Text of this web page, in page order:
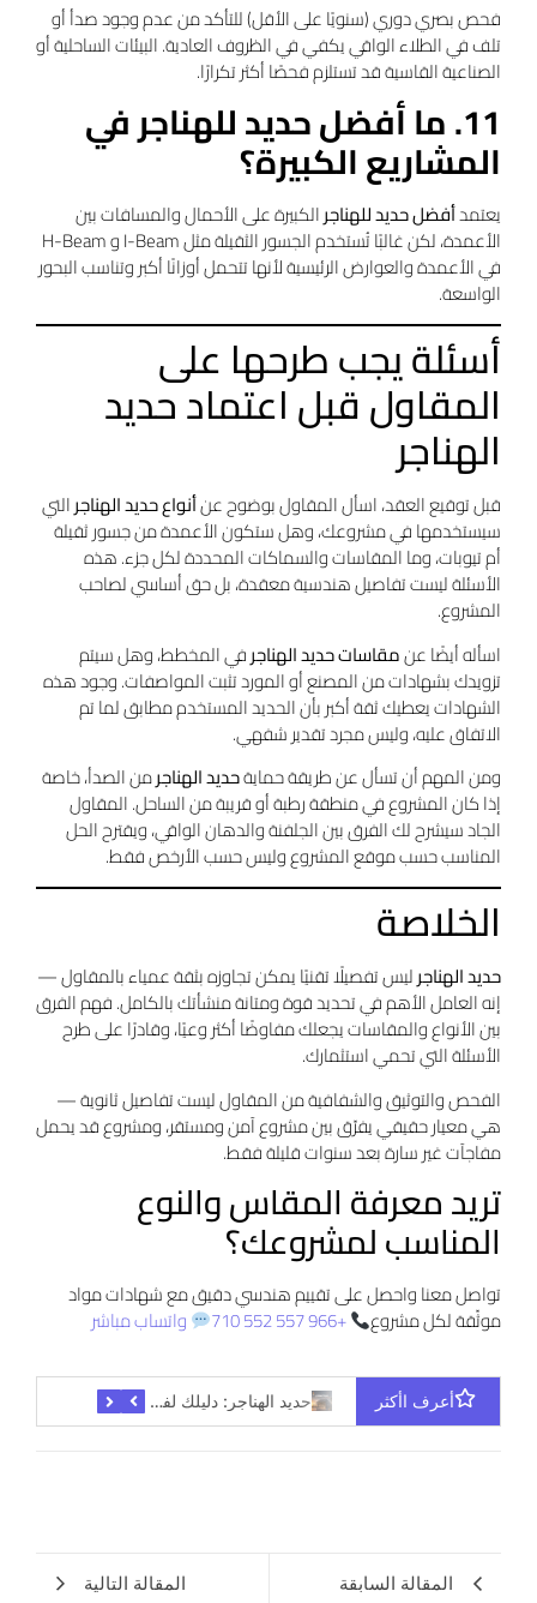
فحص بصري دوري (سنويًا على الأقل) للتأكد من عدم وجود صدأ أو
تلف في الطلاء الواقي يكفي في الظروف العادية. البيئات الساحلية أو
الصناعية القاسية قد تستلزم فحصًا أكثر تكرارًا.
11. ما أفضل حديد للهناجر في
المشاريع الكبيرة؟
يعتمدأفضل حديد للهناجرالكبيرة على الأحمال والمسافات بين
الأعمدة، لكن غالبًا تُستخدم الجسور الثقيلة مثل I-Beam و H-Beam
في الأعمدة والعوارض الرئيسية لأنها تتحمل أوزانًا أكبر وتناسب البحور
الواسعة.
أسئلة يجب طرحها على
المقاول قبل اعتماد حديد
الهناجر
قبل توقيع العقد، اسأل المقاول بوضوح عنأنواع حديد الهناجرالتي
سيستخدمها في مشروعك، وهل ستكون الأعمدة من جسور ثقيلة
أم تيوبات، وما المقاسات والسماكات المحددة لكل جزء. هذه
الأسئلة ليست تفاصيل هندسية معقدة، بل حق أساسي لصاحب
المشروع.
اسأله أيضًا عنمقاسات حديد الهناجرفي المخطط، وهل سيتم
تزويدك بشهادات من المصنع أو المورد تثبت المواصفات. وجود هذه
الشهادات يعطيك ثقة أكبر بأن الحديد المستخدم مطابق لما تم
الاتفاق عليه، وليس مجرد تقدير شفهي.
ومن المهم أن تسأل عن طريقة حمايةحديد الهناجرمن الصدأ، خاصة
إذا كان المشروع في منطقة رطبة أو قريبة من الساحل. المقاول
الجاد سيشرح لك الفرق بين الجلفنة والدهان الواقي، ويقترح الحل
المناسب حسب موقع المشروع وليس حسب الأرخص فقط.
الخلاصة
حديد الهناجرليس تفصيلًا تقنيًا يمكن تجاوزه بثقة عمياء بالمقاول —
إنه العامل الأهم في تحديد قوة ومتانة منشأتك بالكامل. فهم الفرق
بين الأنواع والمقاسات يجعلك مفاوضًا أكثر وعيًا، وقادرًا على طرح
الأسئلة التي تحمي استثمارك.
الفحص والتوثيق والشفافية من المقاول ليست تفاصيل ثانوية —
هي معيار حقيقي يفرّق بين مشروع آمن ومستقر، ومشروع قد يحمل
مفاجآت غير سارة بعد سنوات قليلة فقط.
تريد معرفة المقاس والنوع
المناسب لمشروعك؟
تواصل معنا واحصل على تقييم هندسي دقيق مع شهادات مواد
موثّقة لكل مشروع +966 557 552 710 واتساب مباشر
أعرف اأكثر
حديد الهناجر: دليلك لفهم المقاسات والأنواع قبل التعاقد مع أي مقاول عزل الهناجر: كيف تختار العازل المناسب الذي يوفر عليك تكاليف التكييف لسنوات؟
المقالة السابقة المقالة التالية